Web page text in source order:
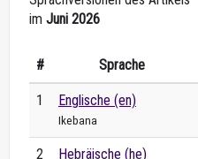
im Juni 2026
# Sprache
1 Englische (en)
Ikebana
2 Hebräische (he)